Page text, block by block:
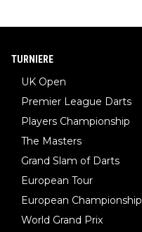
TURNIERE
UK Open
Premier League Darts
Players Championship
The Masters
Grand Slam of Darts
European Tour
European Championship
World Grand Prix